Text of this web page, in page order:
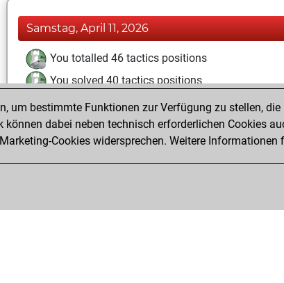
Samstag, April 11, 2026
You totalled 46 tactics positions
You solved 40 tactics positions
You achieved an Elo of 1939 in tactics positions
um bestimmte Funktionen zur Verfügung zu stellen,
dabei neben technisch erforderlichen Cookies
Cookies widersprechen. Weitere Informationen